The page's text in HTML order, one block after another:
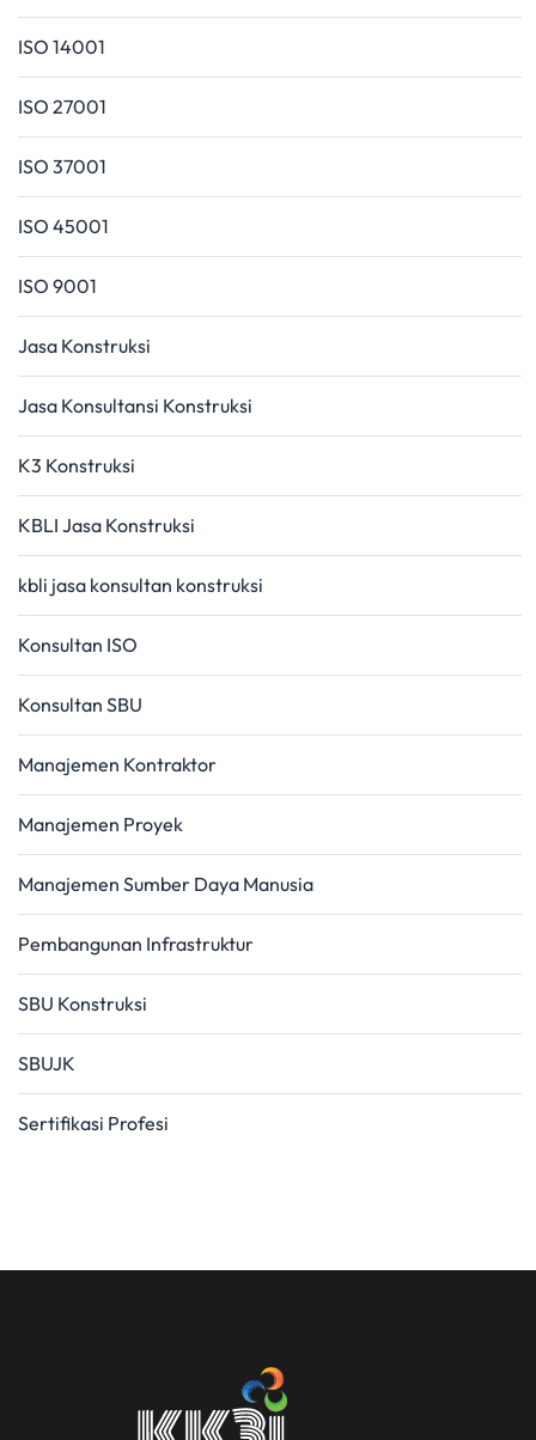
ISO 14001
ISO 27001
ISO 37001
ISO 45001
ISO 9001
Jasa Konstruksi
Jasa Konsultansi Konstruksi
K3 Konstruksi
KBLI Jasa Konstruksi
kbli jasa konsultan konstruksi
Konsultan ISO
Konsultan SBU
Manajemen Kontraktor
Manajemen Proyek
Manajemen Sumber Daya Manusia
Pembangunan Infrastruktur
SBU Konstruksi
SBUJK
Sertifikasi Profesi